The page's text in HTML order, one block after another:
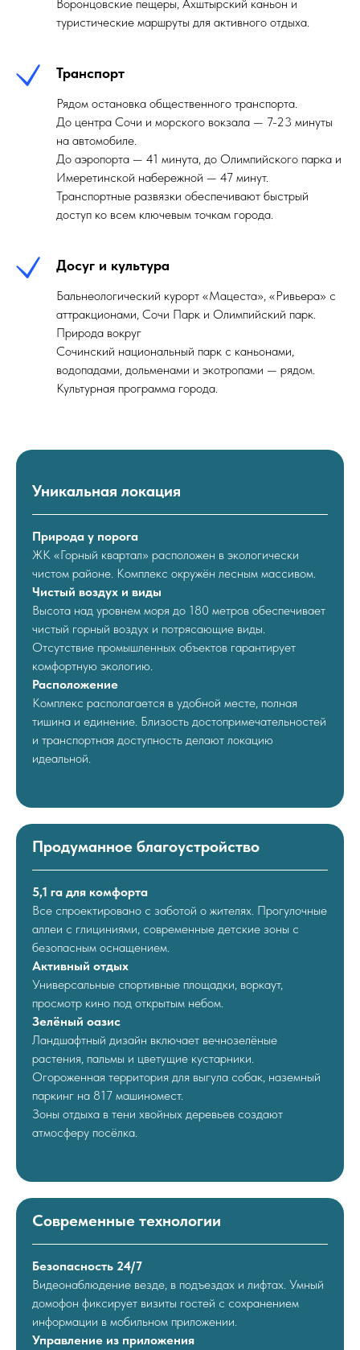
Воронцовские пещеры, Ахштырский каньон и
туристические маршруты для активного отдыха.
Транспорт
Рядом остановка общественного транспорта.
До центра Сочи и морского вокзала — 7-23 минуты
на автомобиле.
До аэропорта — 41 минута, до Олимпийского парка и
Имеретинской набережной — 47 минут.
Транспортные развязки обеспечивают быстрый
доступ ко всем ключевым точкам города.
Досуг и культура
Бальнеологический курорт «Мацеста», «Ривьера» с
аттракционами, Сочи Парк и Олимпийский парк.
Природа вокруг
Сочинский национальный парк с каньонами,
водопадами, дольменами и экотропами — рядом.
Культурная программа города.
Уникальная локация
Природа у порога
ЖК «Горный квартал» расположен в экологически
чистом районе. Комплекс окружён лесным массивом.
Чистый воздух и виды
Высота над уровнем моря до 180 метров обеспечивает
чистый горный воздух и потрясающие виды.
Отсутствие промышленных объектов гарантирует
комфортную экологию.
Расположение
Комплекс располагается в удобной месте, полная
тишина и единение. Близость достопримечательностей
и транспортная доступность делают локацию
идеальной.
Продуманное благоустройство
5,1 га для комфорта
Все спроектировано с заботой о жителях. Прогулочные
аллеи с глициниями, современные детские зоны с
безопасным оснащением.
Активный отдых
Универсальные спортивные площадки, воркаут,
просмотр кино под открытым небом.
Зелёный оазис
Ландшафтный дизайн включает вечнозелёные
растения, пальмы и цветущие кустарники.
Огороженная территория для выгула собак, наземный
паркинг на 817 машиномест.
Зоны отдыха в тени хвойных деревьев создают
атмосферу посёлка.
Современные технологии
Безопасность 24/7
Видеонаблюдение везде, в подъездах и лифтах. Умный
домофон фиксирует визиты гостей с сохранением
информации в мобильном приложении.
Управление из приложения